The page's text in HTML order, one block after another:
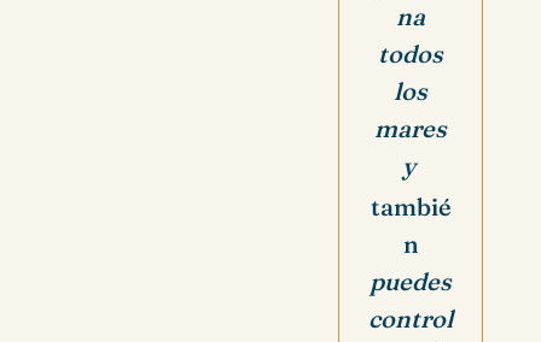
na
todos
los
mares
y
tambié
n
puedes
control